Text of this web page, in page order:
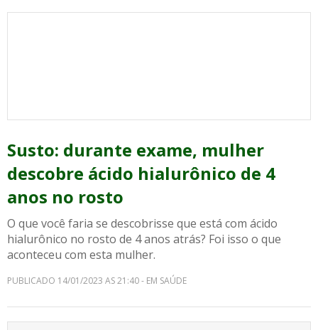
Susto: durante exame, mulher
descobre ácido hialurônico de 4
anos no rosto
O que você faria se descobrisse que está com ácido
hialurônico no rosto de 4 anos atrás? Foi isso o que
aconteceu com esta mulher.
PUBLICADO 14/01/2023 AS 21:40 - EM SAÚDE